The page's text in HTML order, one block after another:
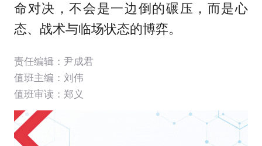
命对决，不会是一边倒的碾压，而是心
态、战术与临场状态的博弈。
责任编辑：尹成君
值班主编： 刘伟
值班审读：郑义